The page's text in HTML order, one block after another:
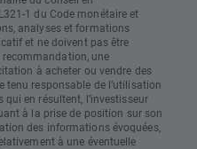
1 du Code monétaire et
analyses et formations
et ne doivent pas être
une
à acheter ou vendre des
tenu responsable de l’utilisation
en résultent, l’investisseur
à la prise de position sur son
des informations évoquées,
à une éventuelle